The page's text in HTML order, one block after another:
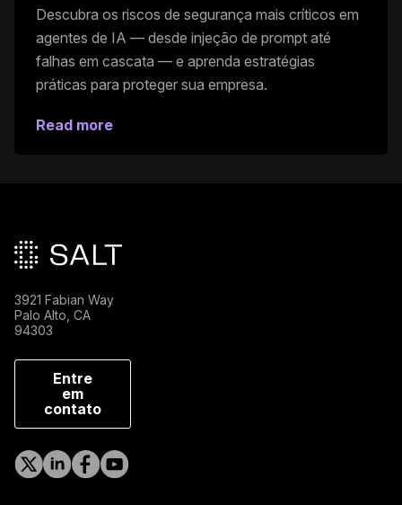
Descubra os riscos de segurança mais críticos em
agentes de IA — desde injeção de prompt até
falhas em cascata — e aprenda estratégias
práticas para proteger sua empresa.
Read more
3921 Fabian Way
Palo Alto, CA
94303
Entre
em
contato